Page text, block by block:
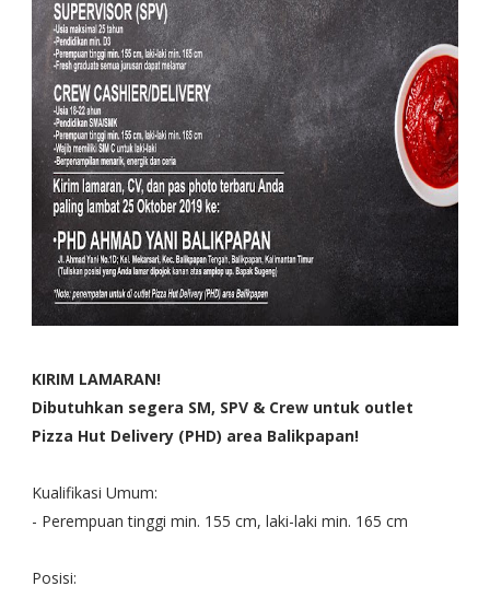
KIRIM LAMARAN!
Dibutuhkan segera SM, SPV & Crew untuk outlet
Pizza Hut Delivery (PHD) area Balikpapan!
Kualifikasi Umum:
- Perempuan tinggi min. 155 cm, laki-laki min. 165 cm
Posisi: